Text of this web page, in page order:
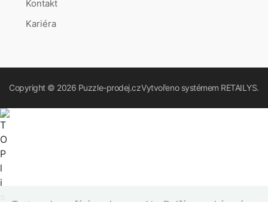
Kontakt
Kariéra
Copyright © 2026 Puzzle-prodej.czVytvořeno systémem RETAILYS.